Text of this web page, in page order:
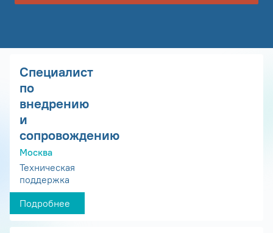
Специалист
по
внедрению
и
сопровождению
Москва
Техническая
поддержка
Подробнее